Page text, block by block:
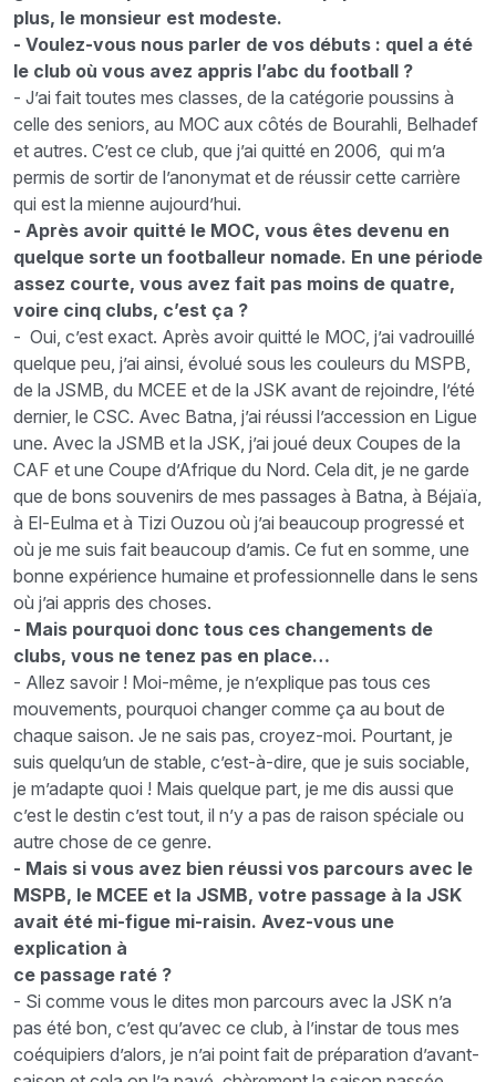
plus, le monsieur est modeste.
- Voulez-vous nous parler de vos débuts : quel a été
le club où vous avez appris l’abc du football ?
- J’ai fait toutes mes classes, de la catégorie poussins à
celle des seniors, au MOC aux côtés de Bourahli, Belhadef
et autres. C’est ce club, que j’ai quitté en 2006, qui m’a
permis de sortir de l’anonymat et de réussir cette carrière
qui est la mienne aujourd’hui.
- Après avoir quitté le MOC, vous êtes devenu en
quelque sorte un footballeur nomade. En une période
assez courte, vous avez fait pas moins de quatre,
voire cinq clubs, c’est ça ?
- Oui, c’est exact. Après avoir quitté le MOC, j’ai vadrouillé
quelque peu, j’ai ainsi, évolué sous les couleurs du MSPB,
de la JSMB, du MCEE et de la JSK avant de rejoindre, l’été
dernier, le CSC. Avec Batna, j’ai réussi l’accession en Ligue
une. Avec la JSMB et la JSK, j’ai joué deux Coupes de la
CAF et une Coupe d’Afrique du Nord. Cela dit, je ne garde
que de bons souvenirs de mes passages à Batna, à Béjaïa,
à El-Eulma et à Tizi Ouzou où j’ai beaucoup progressé et
où je me suis fait beaucoup d’amis. Ce fut en somme, une
bonne expérience humaine et professionnelle dans le sens
où j’ai appris des choses.
- Mais pourquoi donc tous ces changements de
clubs, vous ne tenez pas en place…
- Allez savoir ! Moi-même, je n’explique pas tous ces
mouvements, pourquoi changer comme ça au bout de
chaque saison. Je ne sais pas, croyez-moi. Pourtant, je
suis quelqu’un de stable, c’est-à-dire, que je suis sociable,
je m’adapte quoi ! Mais quelque part, je me dis aussi que
c’est le destin c’est tout, il n’y a pas de raison spéciale ou
autre chose de ce genre.
- Mais si vous avez bien réussi vos parcours avec le
MSPB, le MCEE et la JSMB, votre passage à la JSK
avait été mi-figue mi-raisin. Avez-vous une
explication à
ce passage raté ?
- Si comme vous le dites mon parcours avec la JSK n’a
pas été bon, c’est qu’avec ce club, à l’instar de tous mes
coéquipiers d’alors, je n’ai point fait de préparation d’avant-